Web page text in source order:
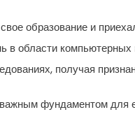
образование и
в области
получая
фундаментом для